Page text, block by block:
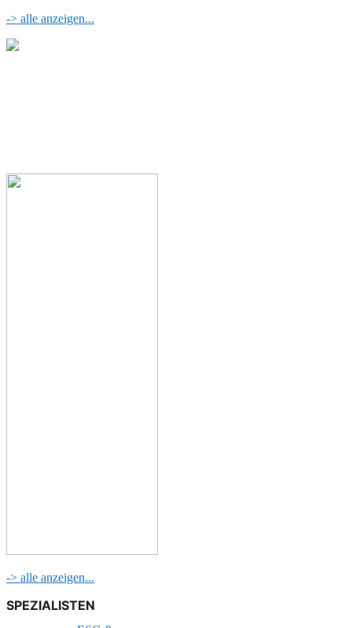
-> alle anzeigen...
-> alle anzeigen...
SPEZIALISTEN